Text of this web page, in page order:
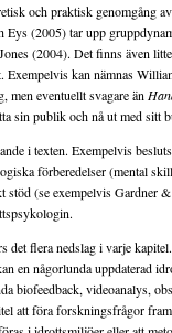
och praktisk genomgång
Eys (2005) tar upp
(2004). Det finns även
Exempelvis kan nämnas
men eventuellt svagare än
sin publik och nå ut med sitt
i texten. Exempelvis
förberedelser (mental
stöd (se exempelvis Gardner
det flera nedslag i varje
en någorlunda uppdaterad
biofeedback, videoanalys,
att föra forskningsfrågor